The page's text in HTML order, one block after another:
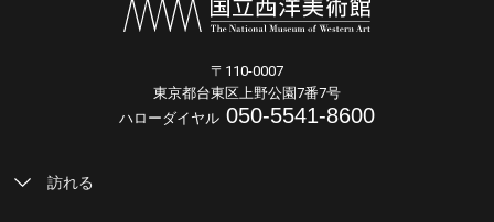
〒110-0007
東京都台東区上野公園7番7号
ハローダイヤル 050-5541-8600
訪れる